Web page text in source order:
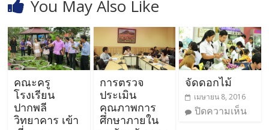
You May Also Like
คณะครู
โรงเรียน
ปากพลี
วิทยาคาร เข้า
การตรวจ
ประเมิน
คุณภาพการ
ศึกษาภายใน
จัดดอกไม้
เมษายน 8, 2016
ปิดความเห็น